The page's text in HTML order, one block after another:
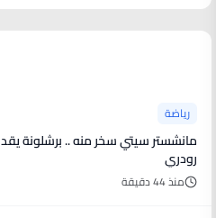
رياضة
مانشستر سيتي
رودري
منذ 44 دقيقة